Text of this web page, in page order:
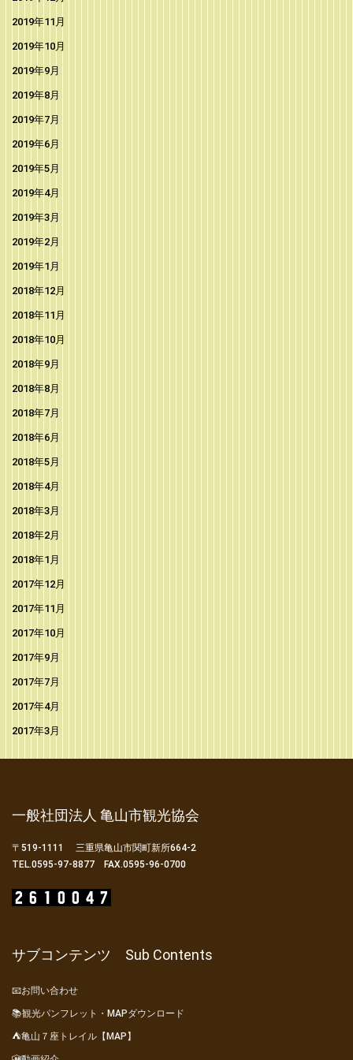
2019年11月
2019年10月
2019年9月
2019年8月
2019年7月
2019年6月
2019年5月
2019年4月
2019年3月
2019年2月
2019年1月
2018年12月
2018年11月
2018年10月
2018年9月
2018年8月
2018年7月
2018年6月
2018年5月
2018年4月
2018年3月
2018年2月
2018年1月
2017年12月
2017年11月
2017年10月
2017年9月
2017年7月
2017年4月
2017年3月
一般社団法人 亀山市観光協会
〒519-1111 三重県亀山市関町新所664-2
TEL.0595-97-8877 FAX.0595-96-0700
サブコンテンツ Sub Contents
📧お問い合わせ
📚観光パンフレット・MAPダウンロード
⛺亀山７座トレイル【MAP】